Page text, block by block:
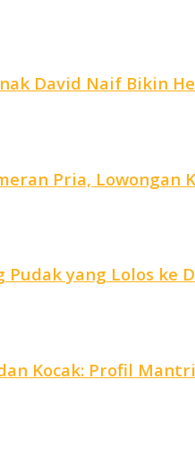
David Naif Bikin
Pria, Lowongan
yang Lolos ke
Kocak: Profil